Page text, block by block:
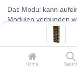
Home
Das Modul kann
Modulen verbunden
Abmessungen: (H/
Gewicht: 8,0kg
170,00 20